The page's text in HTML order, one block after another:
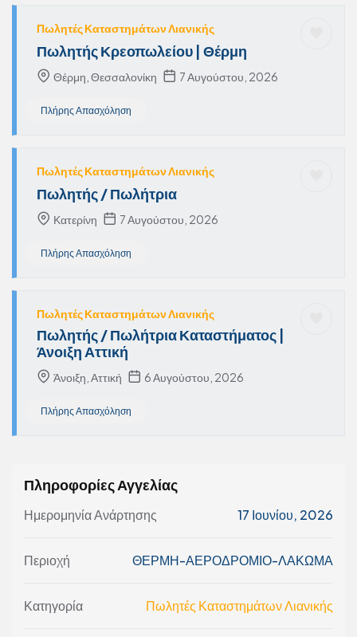
Πωλητές Καταστημάτων Λιανικής
Πωλητής Κρεοπωλείου | Θέρμη
Θέρμη, Θεσσαλονίκη 7 Αυγούστου, 2026
Πλήρης Απασχόληση
Πωλητές Καταστημάτων Λιανικής
Πωλητής / Πωλήτρια
Κατερίνη 7 Αυγούστου, 2026
Πλήρης Απασχόληση
Πωλητές Καταστημάτων Λιανικής
Πωλητής / Πωλήτρια Καταστήματος |
Άνοιξη Αττική
Άνοιξη, Αττική 6 Αυγούστου, 2026
Πλήρης Απασχόληση
Πληροφορίες Αγγελίας
Ημερομηνία Ανάρτησης 17 Ιουνίου, 2026
Περιοχή ΘΕΡΜΗ-ΑΕΡΟΔΡΟΜΙΟ-ΛΑΚΩΜΑ
Κατηγορία Πωλητές Καταστημάτων Λιανικής